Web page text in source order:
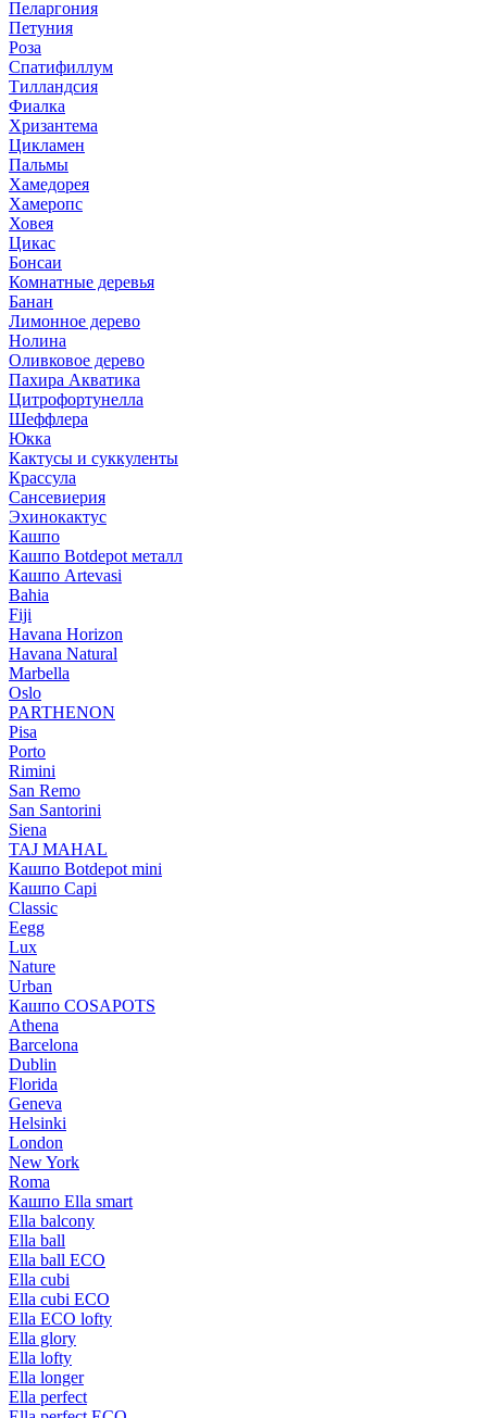
Пеларгония
Петуния
Роза
Спатифиллум
Тилландсия
Фиалка
Хризантема
Цикламен
Пальмы
Хамедорея
Хамеропс
Ховея
Цикас
Бонсаи
Комнатные деревья
Банан
Лимонное дерево
Нолина
Оливковое дерево
Пахира Акватика
Цитрофортунелла
Шеффлера
Юкка
Кактусы и суккуленты
Крассула
Сансевиерия
Эхинокактус
Кашпо
Кашпо Botdepot металл
Кашпо Artevasi
Bahia
Fiji
Havana Horizon
Havana Natural
Marbella
Oslo
PARTHENON
Pisa
Porto
Rimini
San Remo
San Santorini
Siena
TAJ MAHAL
Кашпо Botdepot mini
Кашпо Capi
Classic
Eegg
Lux
Nature
Urban
Кашпо COSAPOTS
Athena
Barcelona
Dublin
Florida
Geneva
Helsinki
London
New York
Roma
Кашпо Ella smart
Ella balcony
Ella ball
Ella ball ECO
Ella cubi
Ella cubi ECO
Ella ECO lofty
Ella glory
Ella lofty
Ella longer
Ella perfect